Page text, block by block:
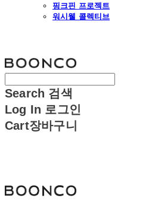
핑크핀 프로젝트
워시웰 콜렉티브
Search 검색
Log In 로그인
Cart장바구니